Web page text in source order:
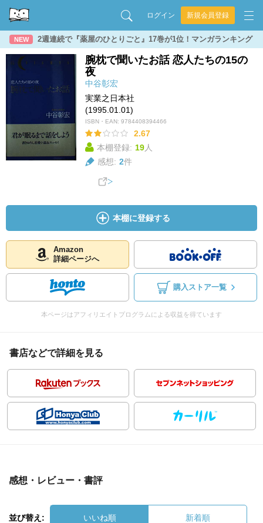
ログイン 新規会員登録
NEW 2週連続で『薬屋のひとりごと』17巻が1位！マンガランキング
腕枕で聞いたお話 恋人たちの15の
夜
中谷彰宏
実業之日本社
(1995.01.01)
ISBN・EAN: 9784408394466
2.67
本棚登録: 19人
感想: 2件
本棚に登録する
Amazon
詳細ページへ
購入ストア一覧
本ページはアフィリエイトプログラムによる収益を得ています
書店などで詳細を見る
感想・レビュー・書評
並び替え: いいね順 新着順